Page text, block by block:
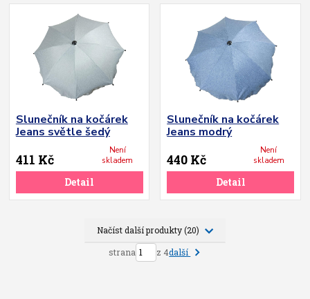
Slunečník na kočárek
Jeans světle šedý
411 Kč
Není
skladem
Detail
Slunečník na kočárek
Jeans modrý
440 Kč
Není
skladem
Detail
Načíst další produkty (20)
strana z 4další